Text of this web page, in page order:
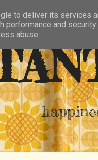
to deliver its services
performance and
abuse.